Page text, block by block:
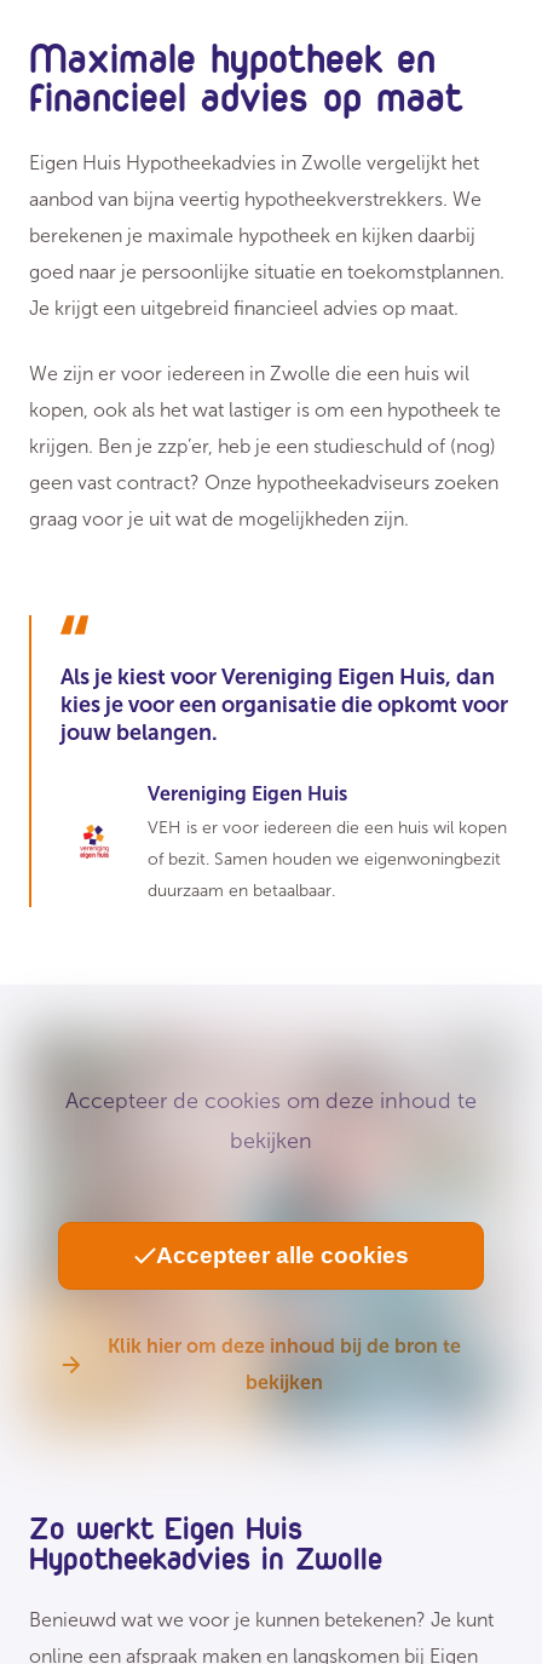
Maximale hypotheek en
financieel advies op maat
Eigen Huis Hypotheekadvies in Zwolle vergelijkt het
aanbod van bijna veertig hypotheekverstrekkers. We
berekenen je maximale hypotheek en kijken daarbij
goed naar je persoonlijke situatie en toekomstplannen.
Je krijgt een uitgebreid financieel advies op maat.
We zijn er voor iedereen in Zwolle die een huis wil
kopen, ook als het wat lastiger is om een hypotheek te
krijgen. Ben je zzp’er, heb je een studieschuld of (nog)
geen vast contract? Onze hypotheekadviseurs zoeken
graag voor je uit wat de mogelijkheden zijn.
Als je kiest voor Vereniging Eigen Huis, dan
kies je voor een organisatie die opkomt voor
jouw belangen.
Vereniging Eigen Huis
VEH is er voor iedereen die een huis wil kopen
of bezit. Samen houden we eigenwoningbezit
duurzaam en betaalbaar.
Accepteer de cookies om deze inhoud te
bekijken
Accepteer alle cookies
Klik hier om deze inhoud bij de bron te
bekijken
Zo werkt Eigen Huis
Hypotheekadvies in Zwolle
Benieuwd wat we voor je kunnen betekenen? Je kunt
online een afspraak maken en langskomen bij Eigen